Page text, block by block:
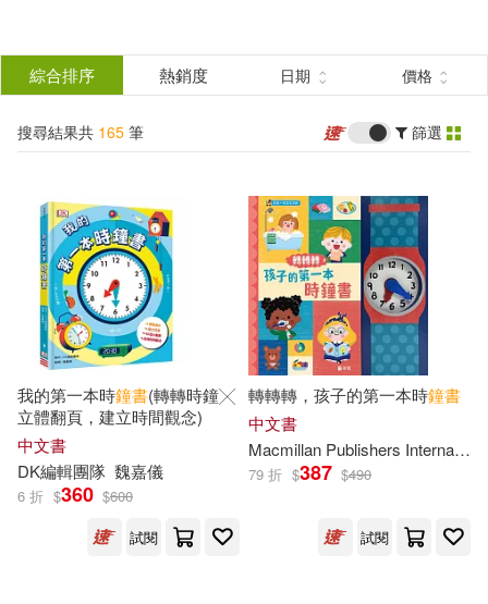
結
分類 (單選)
所有商品(165) 圖書(47)
家居生活(9) 婦幼生活(4)
電子書(103) 有聲書(2)
作者 (可複選)
ななみあいす(12)
榎宮祐‧暇奈椿(10) KURO(9)
矢後ゆう(9) 茨乃(9)
展開
綜合排序 熱銷度 日期 價格
搜尋結果共 165 筆 篩選
我的第一本時鐘書(轉轉時鐘╳
立體翻頁，建立時間觀念)
中文書
DK編輯團隊 魏嘉儀
6 折 $360 $600
試閱
轉轉轉，孩子的第一本時鐘書
中文書
Macmillan Publishers International Ltd
79 折 $387 $490
試閱